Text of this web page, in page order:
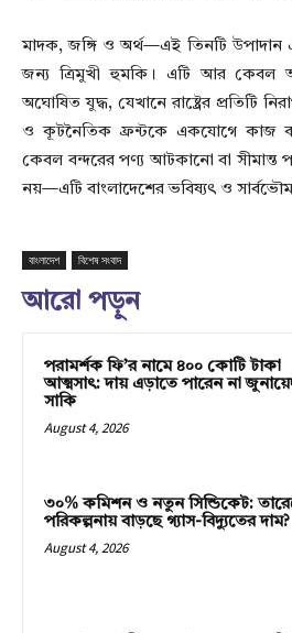
মাদক, জঙ্গি ও অর্থ—এই তিনটি উপাদান
জন্য ত্রিমুখী হুমকি। এটি আর
অঘোষিত যুদ্ধ, যেখানে রাষ্ট্রের প্রতিটি
ও কূটনৈতিক ফ্রন্টকে একযোগে কাজ
কেবল বন্দরের পণ্য আটকানো বা সীমান্ত
নয়—এটি বাংলাদেশের ভবিষ্যৎ ও সার্বভৌম
বাংলাদেশ বিশেষ সংবাদ
আরো পড়ুন
পরামর্শক ফি’র নামে ৪০০ কোটি টাকা
আত্মসাৎ: দায় এড়াতে পারেন না
সাকি
August 4, 2026
৩০% কমিশন ও নতুন সিন্ডিকেট:
পরিকল্পনায় বাড়ছে গ্যাস-বিদ্যুতের দাম?
August 4, 2026